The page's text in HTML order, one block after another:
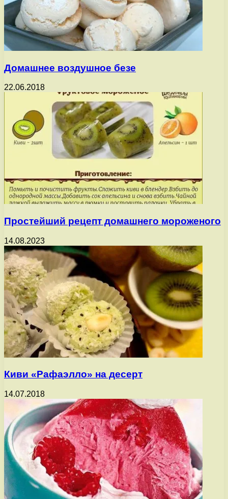
Домашнее воздушное безе
22.06.2018
Простейший рецепт домашнего мороженого
14.08.2023
Киви «Рафаэлло» на десерт
14.07.2018